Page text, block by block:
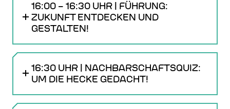
16:00 – 16:30 UHR | FÜHRUNG:
ZUKUNFT ENTDECKEN UND
GESTALTEN!
16:30 UHR | NACHBARSCHAFTSQUIZ:
UM DIE HECKE GEDACHT!